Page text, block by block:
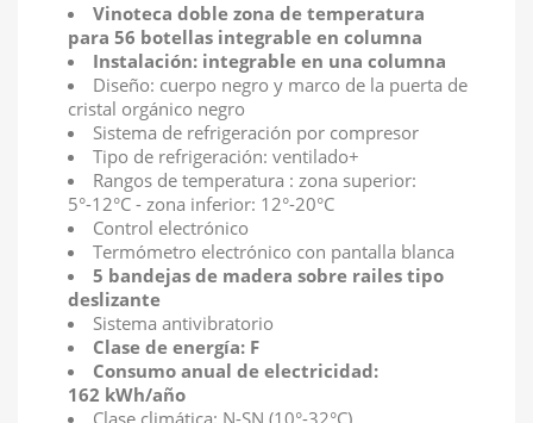
Vinoteca doble zona de temperatura
para 56 botellas integrable en columna
Instalación: integrable en una columna
Diseño: cuerpo negro y marco de la puerta de
cristal orgánico negro
Sistema de refrigeración por compresor
Tipo de refrigeración: ventilado+
Rangos de temperatura : zona superior:
5°-12°C - zona inferior: 12°-20°C
Control electrónico
Termómetro electrónico con pantalla blanca
5 bandejas de madera sobre railes tipo
deslizante
Sistema antivibratorio
Clase de energía: F
Consumo anual de electricidad:
162 kWh/año
Clase climática: N-SN (10°-32°C)